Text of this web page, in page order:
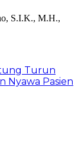
Turun
Nyawa Pasien